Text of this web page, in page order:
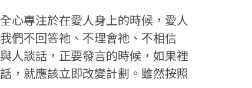
心專注於在愛人身上的時候，愛人
們不回答祂、不理會祂、不相信
人談話，正要發言的時候，如果裡
，就應該立即改變計劃。雖然按照